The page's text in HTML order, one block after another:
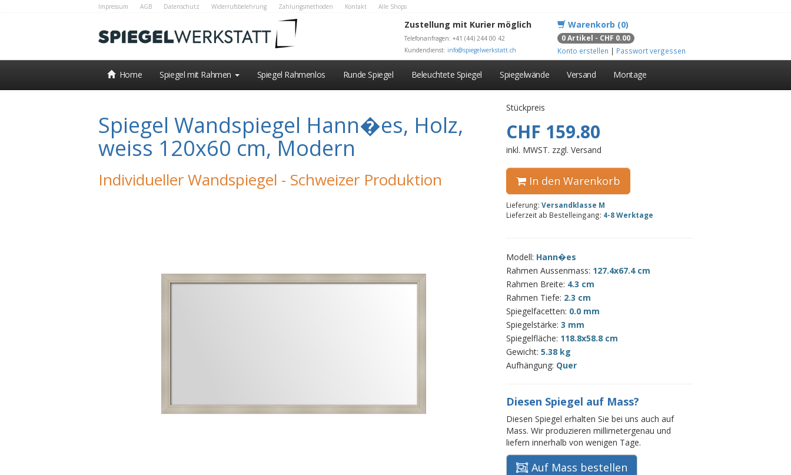
Impressum AGB Datenschutz Widerrufsbelehrung Zahlungsmethoden Kontakt Alle Shops
Zustellung mit Kurier möglich
Telefonanfragen: +41 (44) 244 00 42
Kundendienst: info@spiegelwerkstatt.ch
Warenkorb (0)
0 Artikel - CHF 0.00
Konto erstellen | Passwort vergessen
Home Spiegel mit Rahmen Spiegel Rahmenlos Runde Spiegel Beleuchtete Spiegel Spiegelwände Versand Montage
Spiegel Wandspiegel Hann�es, Holz,
weiss 120x60 cm, Modern
Individueller Wandspiegel - Schweizer Produktion
Stückpreis
CHF 159.80
inkl. MWST. zzgl. Versand
In den Warenkorb
Lieferung:Versandklasse M
Lieferzeit ab Bestelleingang: 4-8 Werktage
Modell: Hann�es
Rahmen Aussenmass: 127.4x67.4 cm
Rahmen Breite: 4.3 cm
Rahmen Tiefe: 2.3 cm
Spiegelfacetten: 0.0 mm
Spiegelstärke:3 mm
Spiegelfläche: 118.8x58.8 cm
Gewicht:5.38 kg
Aufhängung: Quer
Diesen Spiegel auf Mass?
Diesen Spiegel erhalten Sie bei uns auch auf
Mass. Wir produzieren millimetergenau und
liefern innerhalb von wenigen Tage.
Auf Mass bestellen